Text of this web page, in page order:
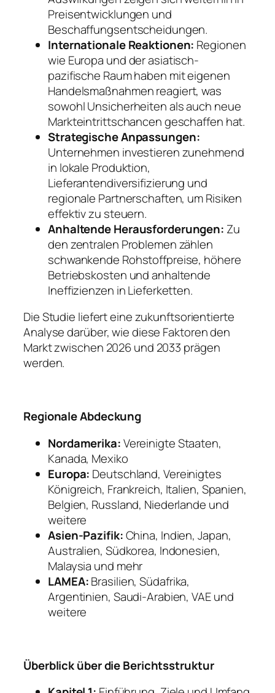
Preisentwicklungen und
Beschaffungsentscheidungen.
Internationale Reaktionen: Regionen
wie Europa und der asiatisch-
pazifische Raum haben mit eigenen
Handelsmaßnahmen reagiert, was
sowohl Unsicherheiten als auch neue
Markteintrittschancen geschaffen hat.
Strategische Anpassungen:
Unternehmen investieren zunehmend
in lokale Produktion,
Lieferantendiversifizierung und
regionale Partnerschaften, um Risiken
effektiv zu steuern.
Anhaltende Herausforderungen: Zu
den zentralen Problemen zählen
schwankende Rohstoffpreise, höhere
Betriebskosten und anhaltende
Ineffizienzen in Lieferketten.
Die Studie liefert eine zukunftsorientierte
Analyse darüber, wie diese Faktoren den
Markt zwischen 2026 und 2033 prägen
werden.
Regionale Abdeckung
Nordamerika:Vereinigte Staaten,
Kanada, Mexiko
Europa: Deutschland, Vereinigtes
Königreich, Frankreich, Italien, Spanien,
Belgien, Russland, Niederlande und
weitere
Asien-Pazifik:China, Indien, Japan,
Australien, Südkorea, Indonesien,
Malaysia und mehr
LAMEA:Brasilien, Südafrika,
Argentinien, Saudi-Arabien, VAE und
weitere
Überblick über die Berichtsstruktur